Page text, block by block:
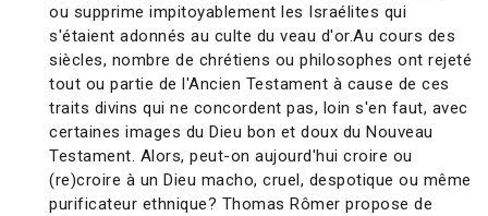
ou supprime impitoyablement les Israélites qui
s'étaient adonnés au culte du veau d'or.Au cours des
siècles, nombre de chrétiens ou philosophes ont rejeté
tout ou partie de l'Ancien Testament à cause de ces
traits divins qui ne concordent pas, loin s'en faut, avec
certaines images du Dieu bon et doux du Nouveau
Testament. Alors, peut-on aujourd'hui croire ou
(re)croire à un Dieu macho, cruel, despotique ou même
purificateur ethnique? Thomas Rômer propose de